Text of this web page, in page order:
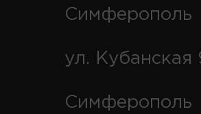
Симферополь
ул. Кубанская
Симферополь